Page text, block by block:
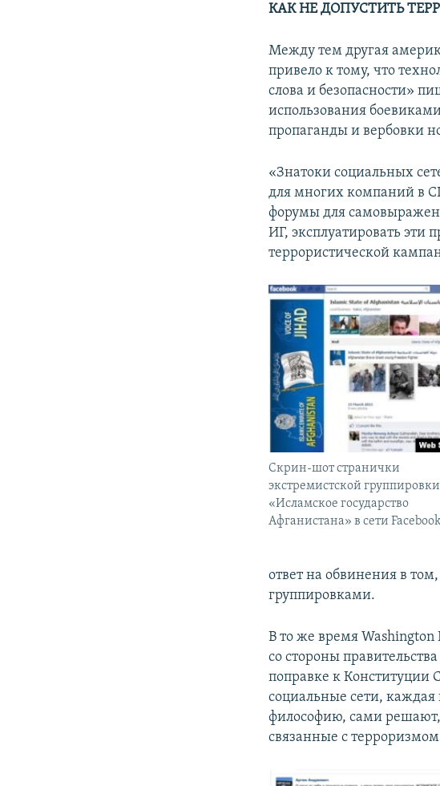
КАК НЕ ДОПУСТИТЬ
Между тем другая
привело к тому, что
слова и безопасности»
использования
пропаганды и вербовки
«Знатоки социальных
для многих компаний в
форумы для
ИГ, эксплуатировать эти
террористической
Скрин-шот странички
экстремистской группировки
«Исламское государство
Афганистана» в сети
ответ на обвинения в
группировками.
В то же время Washington
со стороны
поправке к Конституции
социальные сети,
философию, сами решают,
связанные с